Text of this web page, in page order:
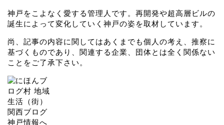
神戸をこよなく愛する管理人です。再開発や超高層ビルの
誕生によって変化していく神戸の姿を取材しています。
尚、記事の内容に関してはあくまでも個人の考え、推察に
基づくものであり、関連する企業、団体とは全く関係ない
ことをご了承下さい。